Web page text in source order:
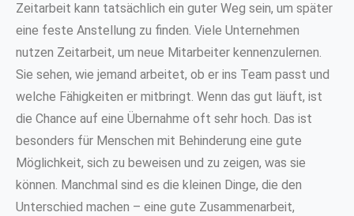
Zeitarbeit kann tatsächlich ein guter Weg sein, um später
eine feste Anstellung zu finden. Viele Unternehmen
nutzen Zeitarbeit, um neue Mitarbeiter kennenzulernen.
Sie sehen, wie jemand arbeitet, ob er ins Team passt und
welche Fähigkeiten er mitbringt. Wenn das gut läuft, ist
die Chance auf eine Übernahme oft sehr hoch. Das ist
besonders für Menschen mit Behinderung eine gute
Möglichkeit, sich zu beweisen und zu zeigen, was sie
können. Manchmal sind es die kleinen Dinge, die den
Unterschied machen – eine gute Zusammenarbeit,